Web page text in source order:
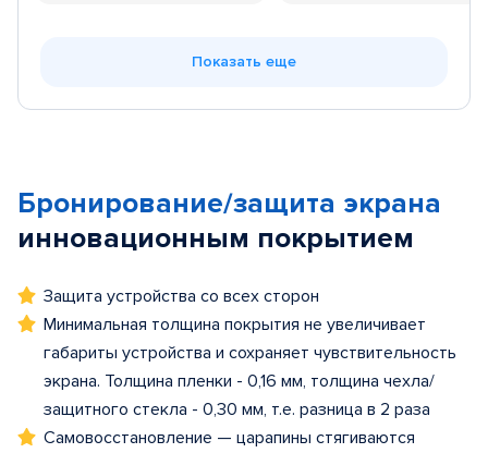
Показать еще
Бронирование/защита экрана
инновационным покрытием
Защита устройства со всех сторон
Минимальная толщина покрытия не увеличивает
габариты устройства и сохраняет чувствительность
экрана. Толщина пленки - 0,16 мм, толщина чехла/
защитного стекла - 0,30 мм, т.е. разница в 2 раза
Самовосстановление — царапины стягиваются